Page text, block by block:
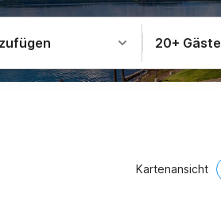
20+ Gäste
Kartenansicht